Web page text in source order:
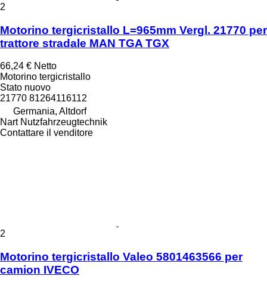
2
Motorino tergicristallo L=965mm Vergl. 21770 per
trattore stradale MAN TGA TGX
66,24 € Netto
Motorino tergicristallo
Stato nuovo
21770 81264116112
Germania, Altdorf
Nart Nutzfahrzeugtechnik
Contattare il venditore
2
Motorino tergicristallo Valeo 5801463566 per
camion IVECO